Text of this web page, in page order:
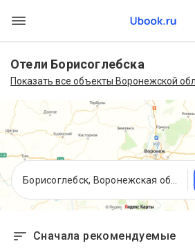
Отели Борисоглебска
Показать все объекты Воронежской
Сначала рекомендуемые